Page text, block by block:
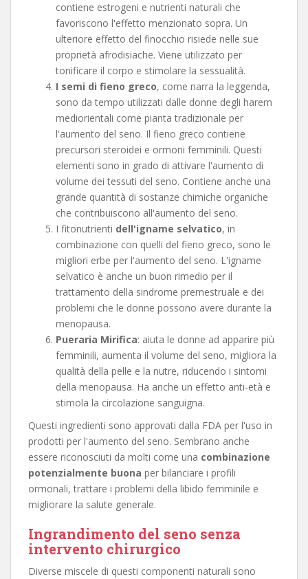
contiene estrogeni e nutrienti naturali che
favoriscono l'effetto menzionato sopra. Un
ulteriore effetto del finocchio risiede nelle sue
proprietà afrodisiache. Viene utilizzato per
tonificare il corpo e stimolare la sessualità.
I semi di fieno greco, come narra la leggenda,
sono da tempo utilizzati dalle donne degli harem
mediorientali come pianta tradizionale per
l'aumento del seno. Il fieno greco contiene
precursori steroidei e ormoni femminili. Questi
elementi sono in grado di attivare l'aumento di
volume dei tessuti del seno. Contiene anche una
grande quantità di sostanze chimiche organiche
che contribuiscono all'aumento del seno.
I fitonutrienti dell'igname selvatico, in
combinazione con quelli del fieno greco, sono le
migliori erbe per l'aumento del seno. L'igname
selvatico è anche un buon rimedio per il
trattamento della sindrome premestruale e dei
problemi che le donne possono avere durante la
menopausa.
Pueraria Mirifica: aiuta le donne ad apparire più
femminili, aumenta il volume del seno, migliora la
qualità della pelle e la nutre, riducendo i sintomi
della menopausa. Ha anche un effetto anti-età e
stimola la circolazione sanguigna.
Questi ingredienti sono approvati dalla FDA per l'uso in
prodotti per l'aumento del seno. Sembrano anche
essere riconosciuti da molti come una combinazione
potenzialmente buona per bilanciare i profili
ormonali, trattare i problemi della libido femminile e
migliorare la salute generale.
Ingrandimento del seno senza
intervento chirurgico
Diverse miscele di questi componenti naturali sono